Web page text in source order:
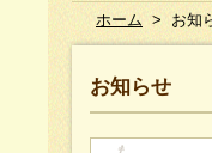
ホーム > お知
お知らせ